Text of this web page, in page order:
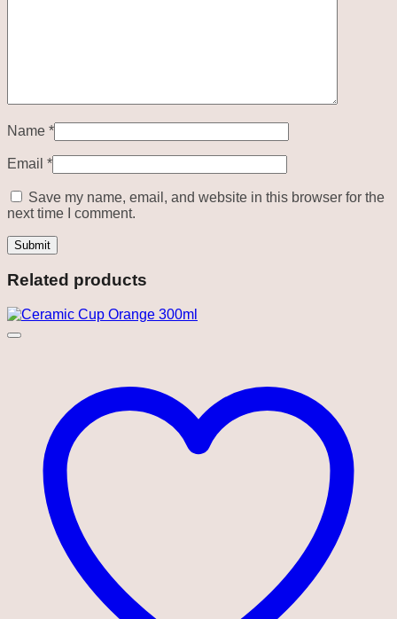
Name *
Email *
Save my name, email, and website in this browser for the
next time I comment.
Related products